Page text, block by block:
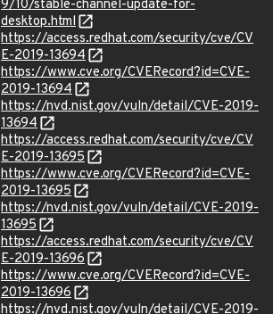
9/10/stable-channel-update-for-
desktop.html
https://access.redhat.com/security/cve/CV
E-2019-13694
https://www.cve.org/CVERecord?id=CVE-
2019-13694
https://nvd.nist.gov/vuln/detail/CVE-2019-
13694
https://access.redhat.com/security/cve/CV
E-2019-13695
https://www.cve.org/CVERecord?id=CVE-
2019-13695
https://nvd.nist.gov/vuln/detail/CVE-2019-
13695
https://access.redhat.com/security/cve/CV
E-2019-13696
https://www.cve.org/CVERecord?id=CVE-
2019-13696
https://nvd.nist.gov/vuln/detail/CVE-2019-